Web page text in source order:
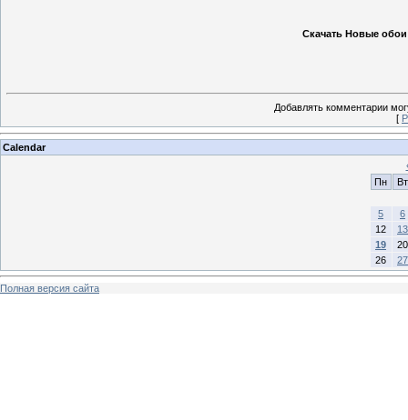
Скачать Новые
Добавлять комментарии
[
Calendar
Пн
Вт
5
6
12
13
19
20
26
27
Полная версия сайта